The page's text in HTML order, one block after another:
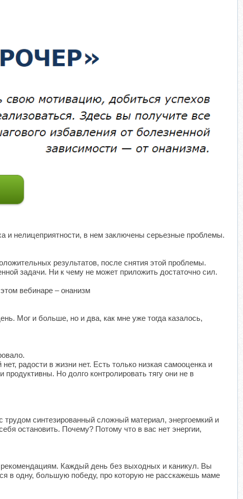
и нелицеприятности, в нем заключены серьезные проблемы.
результатов, после снятия этой проблемы.
задачи. Ни к чему не может приложить достаточно сил.
вебинаре – онанизм
Мог и больше, но и два, как мне уже тогда казалось,
радости в жизни нет. Есть только низкая самооценка и
Но долго контролировать тягу они не в
синтезированный сложный материал, энергоемкий и
остановить. Почему? Потому что в вас нет энергии,
Каждый день без выходных и каникул. Вы
в одну, большую победу, про которую не расскажешь маме